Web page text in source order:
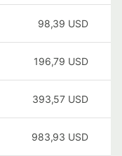
98,39 USD
196,79 USD
393,57 USD
983,93 USD